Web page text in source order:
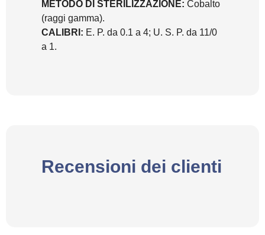
METODO DI STERILIZZAZIONE: Cobalto
(raggi gamma).
CALIBRI: E. P. da 0.1 a 4; U. S. P. da 11/0
a 1.
Recensioni dei clienti